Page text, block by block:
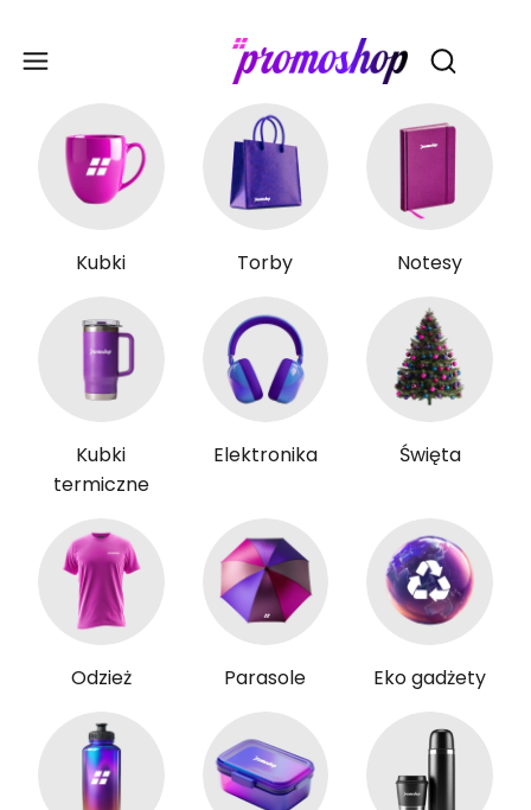
Otwórz
Kubki Torby Notesy
Kubki
termiczne
Elektronika Święta
Odzież Parasole Eko gadżety